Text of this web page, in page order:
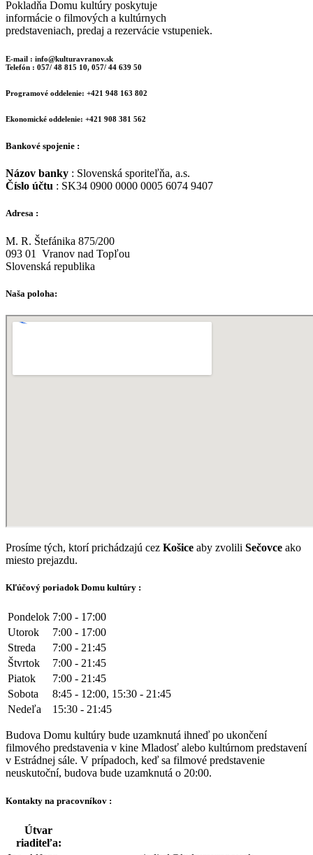
Pokladňa Domu kultúry poskytuje
informácie o filmových a kultúrnych
predstaveniach, predaj a rezervácie vstupeniek.
E-mail : info@kulturavranov.sk
Telefón : 057/ 48 815 10, 057/ 44 639 50
Programové oddelenie: +421 948 163 802
Ekonomické oddelenie: +421 908 381 562
Bankové spojenie :
Názov banky : Slovenská sporiteľňa, a.s.
Číslo účtu : SK34 0900 0000 0005 6074 9407
Adresa :
M. R. Štefánika 875/200
093 01 Vranov nad Topľou
Slovenská republika
Naša poloha:
Prosíme tých, ktorí prichádzajú cez Košice aby zvolili Sečovce ako
miesto prejazdu.
Kľúčový poriadok Domu kultúry :
Pondelok 7:00 - 17:00
Utorok
7:00 - 17:00
Streda
7:00 - 21:45
Štvrtok
7:00 - 21:45
Piatok
7:00 - 21:45
Sobota
8:45 - 12:00, 15:30 - 21:45
Nedeľa
15:30 - 21:45
Budova Domu kultúry bude uzamknutá ihneď po ukončení
filmového predstavenia v kine Mladosť alebo kultúrnom predstavení
v Estrádnej sále. V prípadoch, keď sa filmové predstavenie
neuskutoční, budova bude uzamknutá o 20:00.
Kontakty na pracovníkov :
Útvar
riaditeľa: